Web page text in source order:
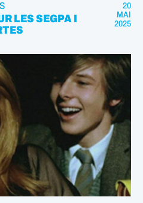
LES SEGPA I
20
MAI
2025